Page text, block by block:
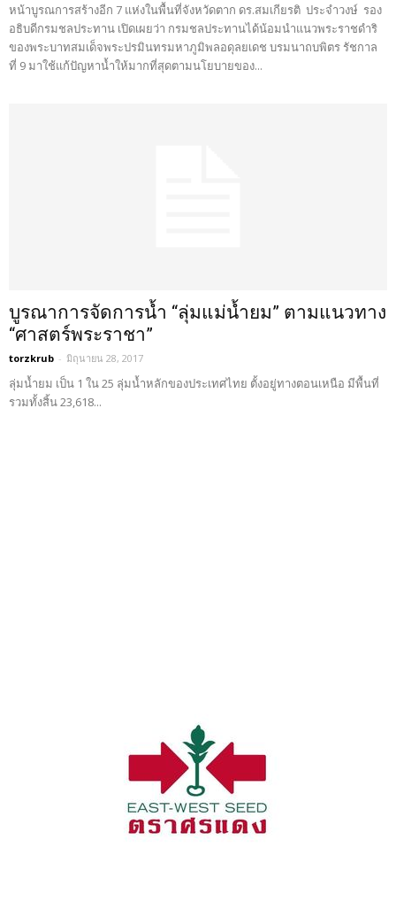
หน้าบูรณการสร้างอีก 7 แห่งในพื้นที่จังหวัดตาก ดร.สมเกียรติ ประจำวงษ์ รอง
อธิบดีกรมชลประทาน เปิดเผยว่า กรมชลประทานได้น้อมนำแนวพระราชดำริ
ของพระบาทสมเด็จพระปรมินทรมหาภูมิพลอดุลยเดช บรมนาถบพิตร รัชกาล
ที่ 9 มาใช้แก้ปัญหาน้ำให้มากที่สุดตามนโยบายของ...
บูรณาการจัดการน้ำ “ลุ่มแม่น้ำยม” ตามแนวทาง
“ศาสตร์พระราชา”
torzkrub - มิถุนายน 28, 2017
ลุ่มน้ำยม เป็น 1 ใน 25 ลุ่มน้ำหลักของประเทศไทย ตั้งอยู่ทางตอนเหนือ มีพื้นที่
รวมทั้งสิ้น 23,618...